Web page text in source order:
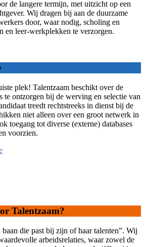
de langere termijn, met uitzicht op een
Wij dragen bij aan de duurzame
door, waar nodig, scholing en
en leer-werkplekken te verzorgen.
plek! Talentzaam beschikt over de
te ontzorgen bij de werving en selectie van
treedt rechtstreeks in dienst bij de
niet alleen over een groot netwerk in
toegang tot diverse (externe) databases
voorzien.
Talentzaam?
baan die past bij zijn of haar talenten”. Wij
arbeidsrelaties, waar zowel de